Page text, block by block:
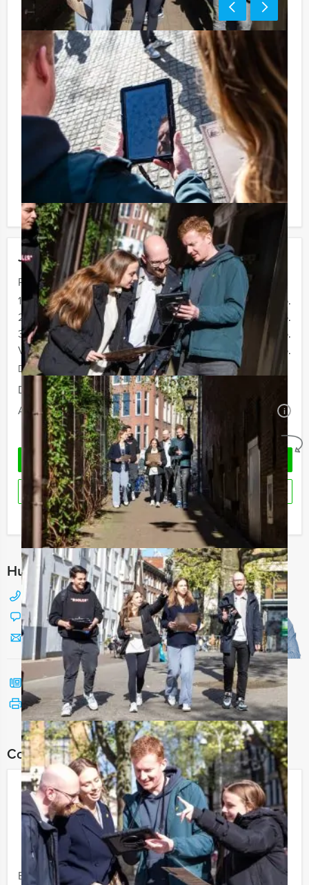
Jouw uitje
Prijs :
12 - 19 personen
€ 34,50 p.p.
20 - 29 personen
€ 32,50 p.p.
30 - 39 personen
€ 29,50 p.p.
Vanaf 40 personen
€ 27,50 p.p.
De prijzen zijn exclusief BTW
Duur:
2 uur en 30 minuten
Aantal:
Minimaal 12 personen i
Geheel vrijblijvend
OFFERTE AANVRAGEN
RESERVEREN
Ik heb een vraag over dit uitje
Hulp nodig bij het kiezen?
088 428 81 17
Chat met Jeroen
Stuur ons een mailtje
Bel mij terug
Bekijk printbare versie
Tip:
Uiteraard is dit uitje uitstekend te combineren met een
heerlijke lunch vooraf of een uitgebreid diner na
afloop. U kunt dit spel ook combineren met andere
spelevenementen. Informeer naar de mogelijkheden!
Komt u niet aan het minimale aantal deelnemers voor
dit arrangement? Als u bereid bent voor het minimale
aantal te betalen, kunt u ook gewoon voor minder
personen boeken!
Combineer dit uitje met:
Moordspel Lunch in Almere
Vanaf€ 56,50 p.p. excl. BTW
Vanaf 10 personen ‐ 4 uur
Een Moordspel Lunch van Holland Tour Guides in